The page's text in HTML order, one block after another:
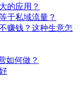
的应用？
于私域流量？
赚钱？这种生意怎
如何做？